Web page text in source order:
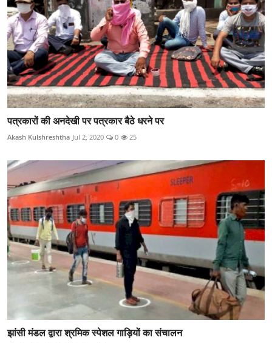
पत्रकारों की अनदेखी पर पत्रकार बैठे धरने पर
Akash Kulshreshtha Jul 2, 2020 0 25
झांसी मंडल द्वारा श्रमिक स्पेशल गाड़ियों का संचालन